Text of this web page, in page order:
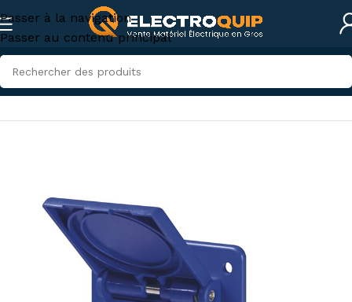
Passer à la navigation
Passer au contenu principal
Accueil/Électricité industrielle/Connexions industrielles